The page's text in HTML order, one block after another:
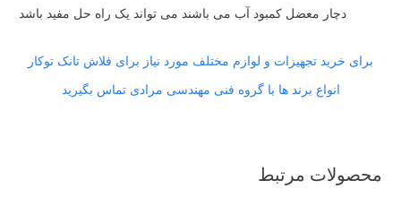
دچار معضل کمبود آب می باشند می تواند یک راه حل مفید باشد
برای خرید تجهیزات و لوازم مختلف مورد نیاز برای فلاش تانک توکار
انواع برند ها با گروه فنی مهندسی مرادی تماس بگیرید
محصولات مرتبط